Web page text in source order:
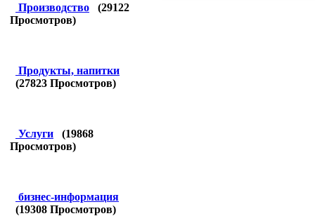
Производство (29122
Просмотров)
Продукты, напитки
(27823 Просмотров)
Услуги (19868
Просмотров)
бизнес-информация
(19308 Просмотров)